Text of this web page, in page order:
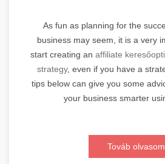
As fun as planning for the
business may seem, it is a very
start creating an affiliate
strategy, even if you have a
tips below can give you some
your business smarter
Továb olvasom